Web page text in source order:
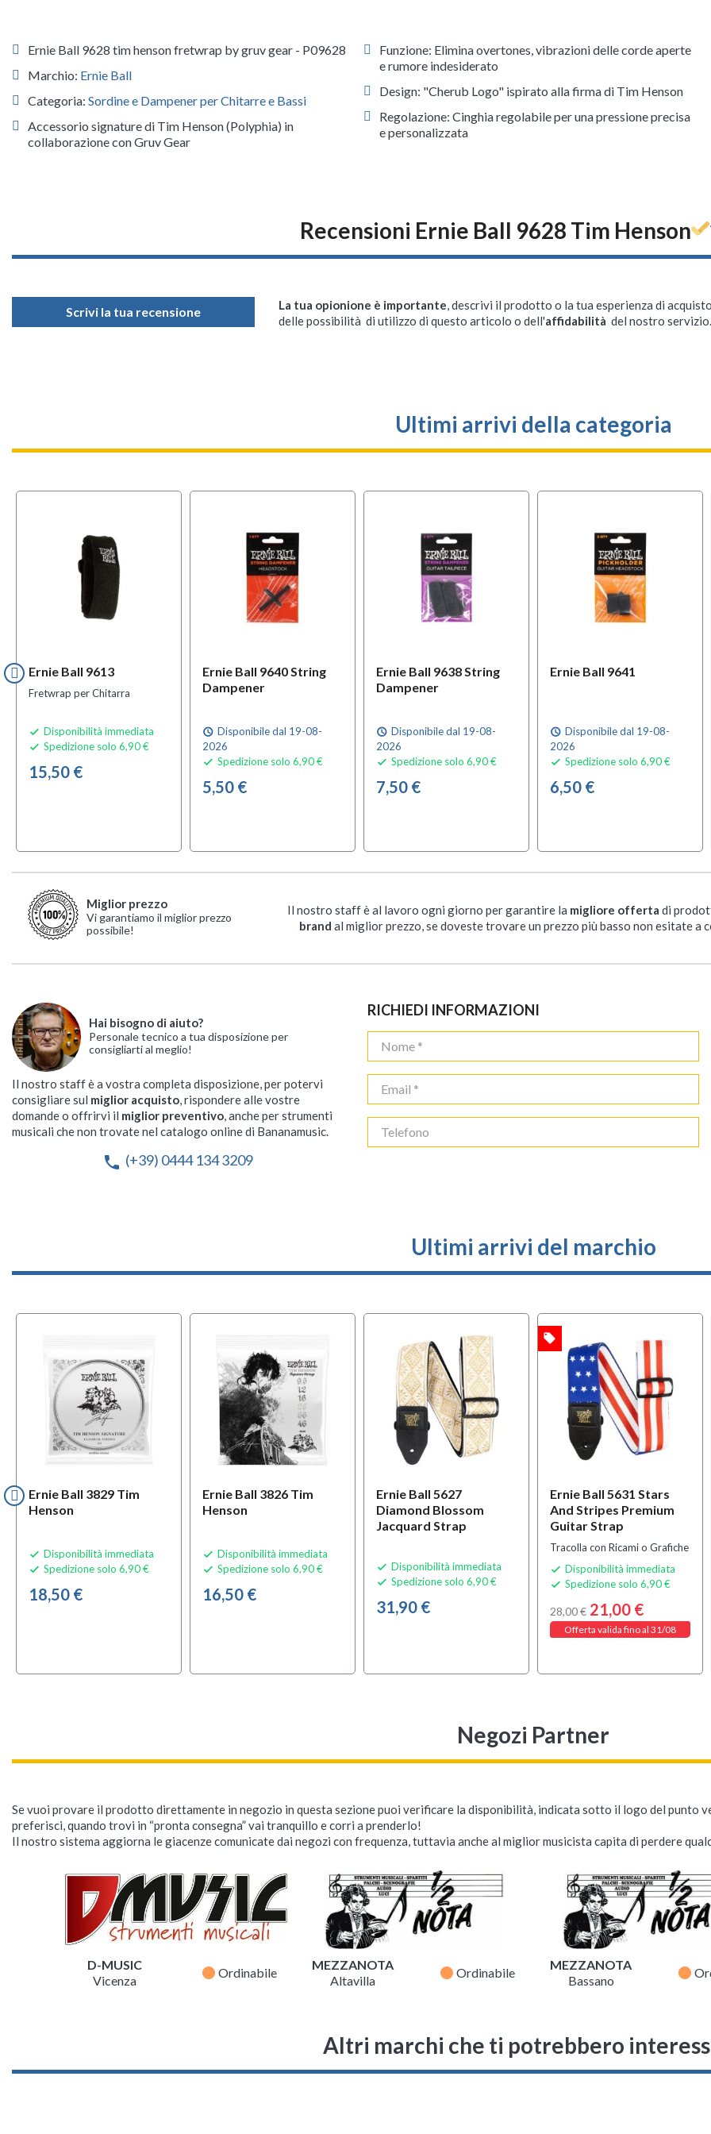
Ernie Ball 9628 tim henson fretwrap by gruv gear - P09628
Marchio: Ernie Ball
Categoria: Sordine e Dampener per Chitarre e Bassi
Accessorio signature di Tim Henson (Polyphia) in
collaborazione con Gruv Gear
Funzione: Elimina overtones, vibrazioni delle corde aperte
e rumore indesiderato
Design: "Cherub Logo" ispirato alla firma di Tim Henson
Regolazione: Cinghia regolabile per una pressione precisa
e personalizzata
Recensioni Ernie Ball 9628 Tim Henson
Scrivi la tua recensione La tua opionione è importante, descrivi il prodotto o la tua esperienza di
delle possibilità di utilizzo di questo articolo o dell'affidabilità del nostro
Ultimi arrivi della categoria
Ernie Ball 9613
Fretwrap per Chitarra
 Disponibilità immediata
 Spedizione solo 6,90 €
15,50 €
Ernie Ball 9640 String
Dampener
schedule Disponibile dal 19-08-
2026
 Spedizione solo 6,90 €
5,50 €
Ernie Ball 9638 String
Dampener
schedule Disponibile dal 19-08-
2026
 Spedizione solo 6,90 €
7,50 €
Ernie Ball 9641
schedule Disponibile dal 19-08-
2026
 Spedizione solo 6,90 €
6,50 €
Miglior prezzo
Vi garantiamo il miglior prezzo
possibile!
Il nostro staff è al lavoro ogni giorno per garantire la migliore offerta di
brand al miglior prezzo, se doveste trovare un prezzo più basso non esitate a
Hai bisogno di aiuto?
Personale tecnico a tua disposizione per
consigliarti al meglio!
Il nostro staff è a vostra completa disposizione, per potervi
consigliare sul miglior acquisto, rispondere alle vostre
domande o offrirvi il miglior preventivo, anche per strumenti
musicali che non trovate nel catalogo online di Bananamusic.
phone (+39) 0444 134 3209
RICHIEDI INFORMAZIONI
Ultimi arrivi del marchio
Ernie Ball 3829 Tim
Henson
 Disponibilità immediata
 Spedizione solo 6,90 €
18,50 €
Ernie Ball 3826 Tim
Henson
 Disponibilità immediata
 Spedizione solo 6,90 €
16,50 €
Ernie Ball 5627
Diamond Blossom
Jacquard Strap
 Disponibilità immediata
 Spedizione solo 6,90 €
31,90 €
Ernie Ball 5631 Stars
And Stripes Premium
Guitar Strap
Tracolla con Ricami o Grafiche
 Disponibilità immediata
 Spedizione solo 6,90 €
28,00 € 21,00 €
Offerta valida fino al 31/08
OFFERTA local_offer
Negozi Partner
Se vuoi provare il prodotto direttamente in negozio in questa sezione puoi verificare la disponibilità, indicata sotto il logo del punto
preferisci, quando trovi in “pronta consegna” vai tranquillo e corri a prenderlo!
Il nostro sistema aggiorna le giacenze comunicate dai negozi con frequenza, tuttavia anche al miglior musicista capita di perdere
D-MUSIC
Vicenza
fiber_manual_record Ordinabile
MEZZANOTA
Altavilla
fiber_manual_record Ordinabile
MEZZANOTA
Bassano
fiber_manual_record
Altri marchi che ti potrebbero